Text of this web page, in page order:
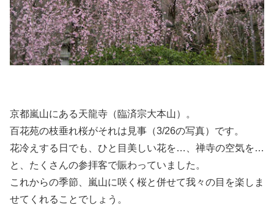
京都嵐山にある天龍寺（臨済宗大本山）。
百花苑の枝垂れ桜がそれは見事（3/26の写真）です。
花冷えする日でも、ひと目美しい花を…、禅寺の空気を…
と、たくさんの参拝客で賑わっていました。
これからの季節、嵐山に咲く桜と併せて我々の目を楽しま
せてくれることでしょう。